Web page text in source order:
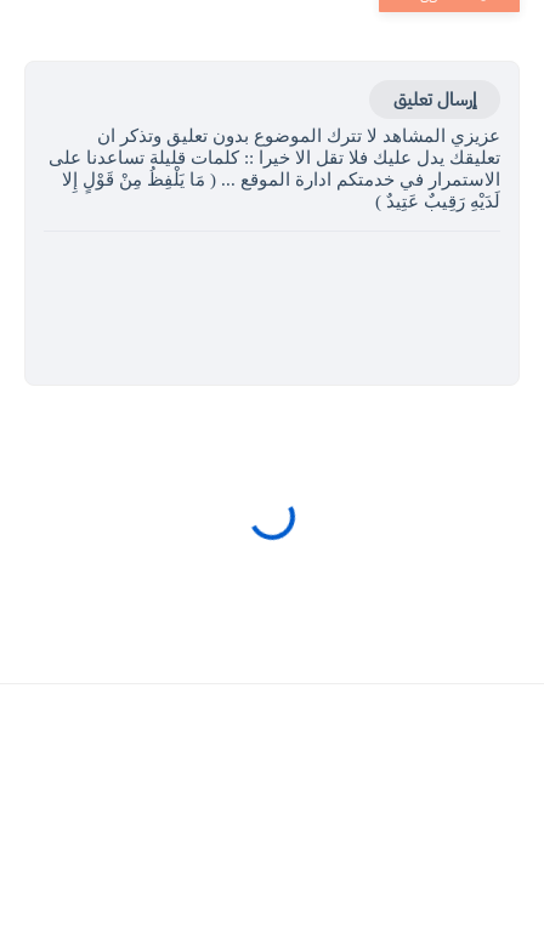
إرسال تعليق
عزيزي المشاهد لا تترك الموضوع بدون تعليق وتذكر ان
تعليقك يدل عليك فلا تقل الا خيرا :: كلمات قليلة تساعدنا على
الاستمرار في خدمتكم ادارة الموقع ... ( مَا يَلْفِظُ مِنْ قَوْلٍ إِلا
لَدَيْهِ رَقِيبٌ عَتِيدٌ )